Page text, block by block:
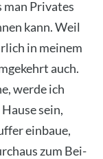
man Pri­va­tes
kann. Weil
in mei­nem
auch.
wer­de ich
sein,
ein­baue,
zum Bei­